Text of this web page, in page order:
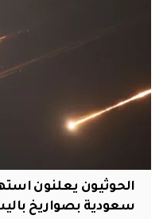
الحوثيون يعلنون
سعودية بصواريخ